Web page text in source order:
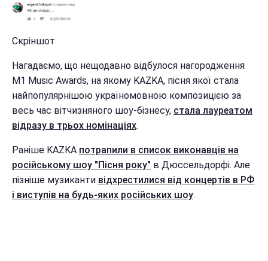
Скріншот
Нагадаємо, що нещодавно відбулося нагородження
M1 Music Awards, на якому KAZKA, пісня якої стала
найпопулярнішою україномовною композицією за
весь час вітчизняного шоу-бізнесу, стала лауреатом
відразу в трьох номінаціях.
Раніше KAZKA потрапили в список виконавців на
російському шоу "Пісня року" в Дюссельдорфі. Але
пізніше музиканти відхрестилися від концертів в РФ
і виступів на будь-яких російських шоу.